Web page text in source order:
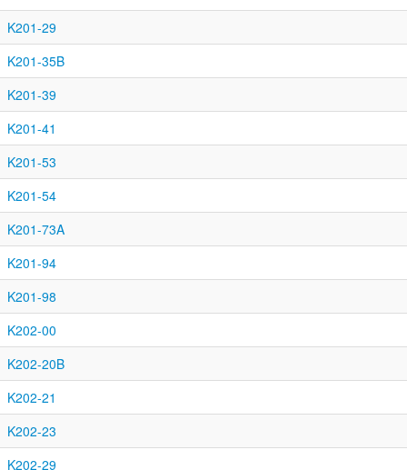
K201-29
K201-35B
K201-39
K201-41
K201-53
K201-54
K201-73A
K201-94
K201-98
K202-00
K202-20B
K202-21
K202-23
K202-29